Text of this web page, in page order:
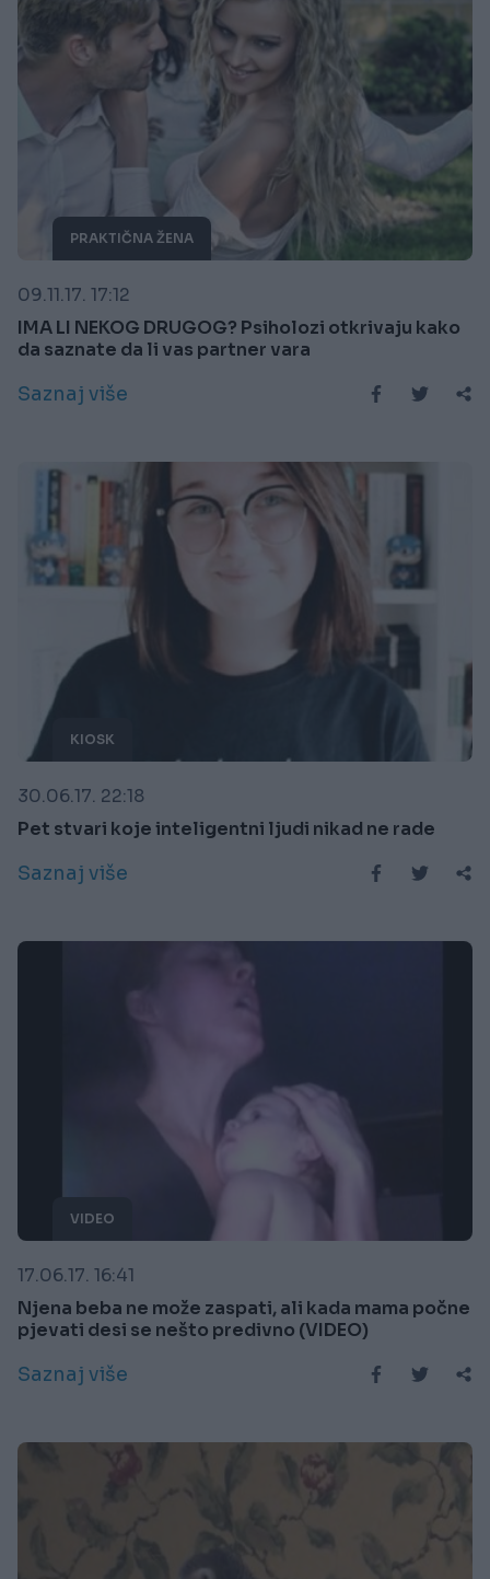
PRAKTIČNA ŽENA
09.11.17. 17:12
IMA LI NEKOG DRUGOG? Psiholozi otkrivaju kako
da saznate da li vas partner vara
Saznaj više
KIOSK
30.06.17. 22:18
Pet stvari koje inteligentni ljudi nikad ne rade
Saznaj više
VIDEO
17.06.17. 16:41
Njena beba ne može zaspati, ali kada mama počne
pjevati desi se nešto predivno (VIDEO)
Saznaj više